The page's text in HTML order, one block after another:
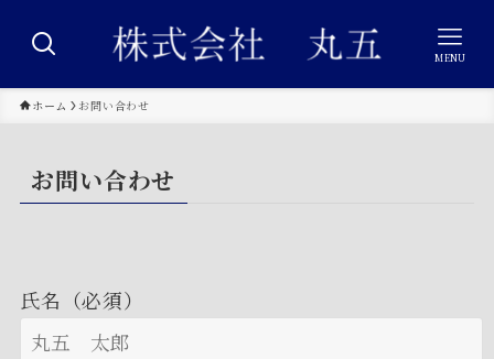
MENU
ホーム お問い合わせ
お問い合わせ
氏名（必須）